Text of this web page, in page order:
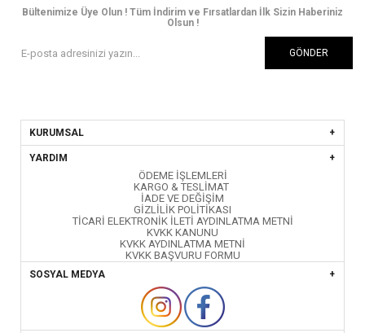
Bültenimize Üye Olun ! Tüm İndirim ve Fırsatlardan İlk Sizin Haberiniz
Olsun !
GÖNDER
KURUMSAL
YARDIM
ÖDEME İŞLEMLERİ
KARGO & TESLİMAT
İADE VE DEĞİŞİM
GİZLİLİK POLİTİKASI
TİCARİ ELEKTRONİK İLETİ AYDINLATMA METNİ
KVKK KANUNU
KVKK AYDINLATMA METNİ
KVKK BAŞVURU FORMU
SOSYAL MEDYA